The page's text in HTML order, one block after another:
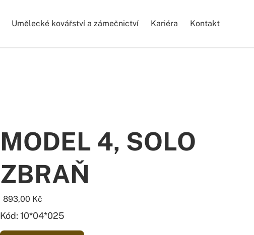
Umělecké kovářství a zámečnictví Kariéra Kontakt
MODEL 4, SOLO
ZBRAŇ
893,00 Kč
Kód: 10*04*025